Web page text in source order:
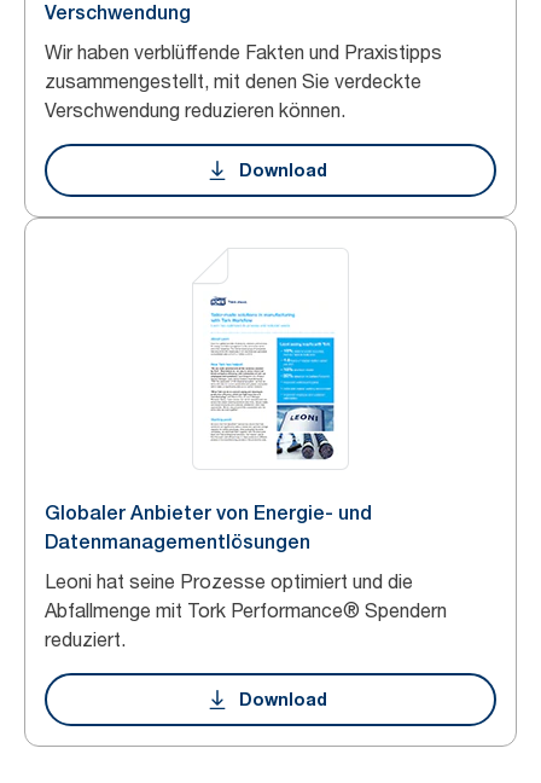
Verschwendung
Wir haben verblüffende Fakten und Praxistipps
zusammengestellt, mit denen Sie verdeckte
Verschwendung reduzieren können.
Download
Globaler Anbieter von Energie- und
Datenmanagementlösungen
Leoni hat seine Prozesse optimiert und die
Abfallmenge mit Tork Performance® Spendern
reduziert.
Download